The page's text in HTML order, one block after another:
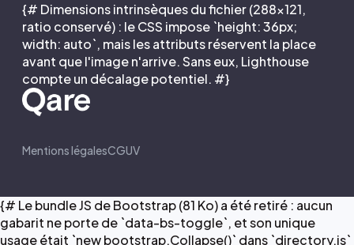
{# Dimensions intrinsèques du fichier (288×121,
ratio conservé) : le CSS impose `height: 36px;
width: auto`, mais les attributs réservent la place
avant que l'image n'arrive. Sans eux, Lighthouse
compte un décalage potentiel. #}
Mentions légalesCGUV
{# Le bundle JS de Bootstrap (81 Ko) a été retiré : aucun
gabarit ne porte de `data-bs-toggle`, et son unique
usage était `new bootstrap.Collapse()` dans `directory.js`